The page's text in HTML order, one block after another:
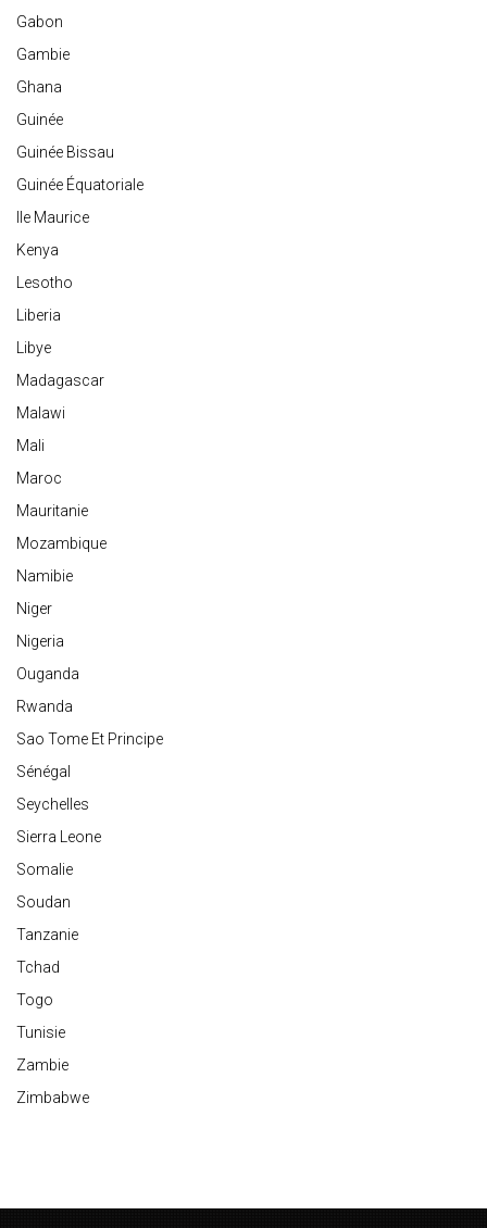
Gabon
Gambie
Ghana
Guinée
Guinée Bissau
Guinée Équatoriale
Ile Maurice
Kenya
Lesotho
Liberia
Libye
Madagascar
Malawi
Mali
Maroc
Mauritanie
Mozambique
Namibie
Niger
Nigeria
Ouganda
Rwanda
Sao Tome Et Principe
Sénégal
Seychelles
Sierra Leone
Somalie
Soudan
Tanzanie
Tchad
Togo
Tunisie
Zambie
Zimbabwe